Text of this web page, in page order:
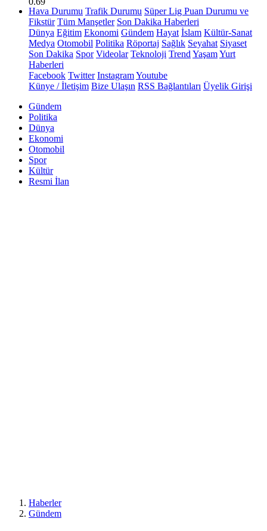
Hava Durumu Trafik Durumu Süper Lig Puan Durumu ve
Fikstür Tüm Manşetler Son Dakika Haberleri
Dünya Eğitim Ekonomi Gündem Hayat İslam Kültür-Sanat
Medya Otomobil Politika Röportaj Sağlık Seyahat Siyaset
Son Dakika Spor Videolar Teknoloji Trend YaşamYurt
Haberleri
Facebook Twitter InstagramYoutube
Künye / İletişim Bize Ulaşın RSS Bağlantıları Üyelik Girişi
Gündem
Politika
Dünya
Ekonomi
Otomobil
Spor
Kültür
Resmi İlan
Haberler
Gündem